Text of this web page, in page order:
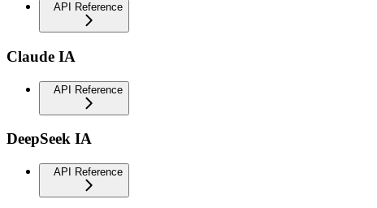
API Reference
Claude IA
API Reference
DeepSeek IA
API Reference